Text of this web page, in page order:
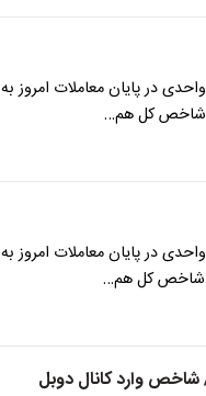
امروز با رشد ۵۴ هزار واحدی در پایان معاملات امروز به
امروز با رشد ۳۸ هزار واحدی در پایان معاملات امروز به
شاخص وارد کانال دوبل